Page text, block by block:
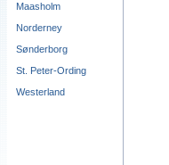
Maasholm
Norderney
Sønderborg
St. Peter-Ording
Westerland